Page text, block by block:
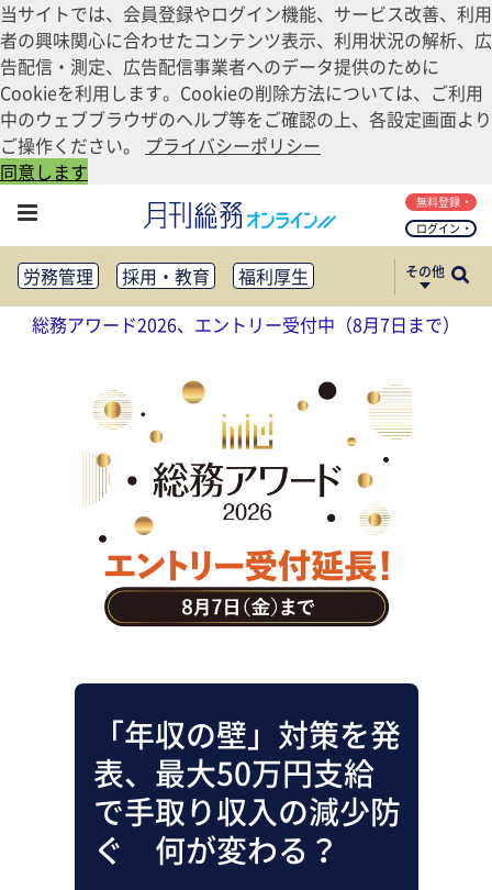
当サイトでは、会員登録やログイン機能、サービス改善、利用
者の興味関心に合わせたコンテンツ表示、利用状況の解析、広
告配信・測定、広告配信事業者へのデータ提供のために
Cookieを利用します。Cookieの削除方法については、ご利用
中のウェブブラウザのヘルプ等をご確認の上、各設定画面より
ご操作ください。 プライバシーポリシー
同意します
ログイン
無料登録
労務管理 採用・教育
福利厚生
健康経営
働き方改革
法務・コンプライアンス
リスクマネジメント・BCP
社外・社内広報
社外・社内コミュニケーション活性化
FM・オフィス移転
CSR・SDGs
テクノロジー活用・DX
助成金・補助金・コスト削減
アウトソーシング・BPO
調査・レポート
その他
総務アワード2026、エントリー受付中（8月7日まで）
「年収の壁」対策を発
表、最大50万円支給
で手取り収入の減少防
ぐ 何が変わる？